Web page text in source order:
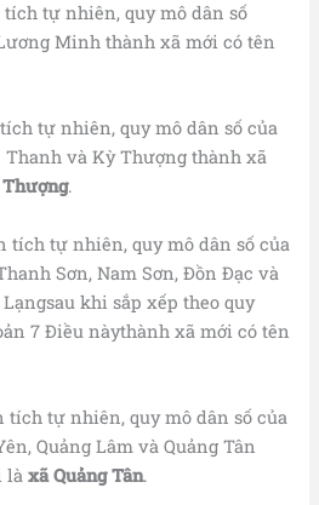
tích tự nhiên, quy mô dân số
Minh thành xã mới có tên
tự nhiên, quy mô dân số của
Thanh và Kỳ Thượng thành xã
.
tích tự nhiên, quy mô dân số của
Sơn, Nam Sơn, Đồn Đạc và
khi sắp xếp theo quy
7 Điều nàythành xã mới có tên
tích tự nhiên, quy mô dân số của
Quảng Lâm và Quảng Tân
làxã Quảng Tân.